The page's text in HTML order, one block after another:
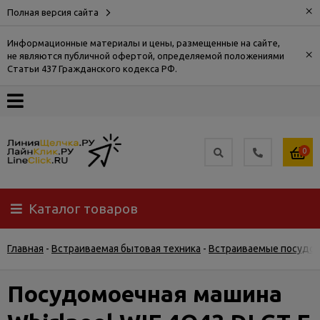
Полная версия сайта ×
Информационные материалы и цены, размещенные на сайте,
не являются публичной офертой, определяемой положениями
Статьи 437 Гражданского кодекса РФ.
×
О
Доставка
Самовывоз
Гарантия
0
Каталог товаров
Главная - Встраиваемая бытовая техника - Встраиваемые
Посудомоечная машина